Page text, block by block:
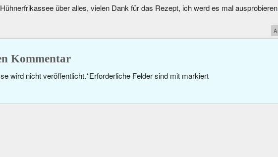
über alles, vielen Dank für das Rezept, ich werd es mal
Kommentar
wird nicht veröffentlicht. Erforderliche Felder sind mit
* markiert